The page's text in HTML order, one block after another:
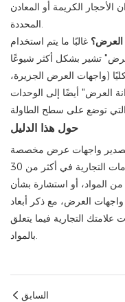
الكريمة أو المعادن
المحددة.
العرض؟ غالبًا ما يتم استخدام
تشير بشكل أكثر شيوعًا
(واجهات العرض الجزيرة،
العرض" أيضًا إلى الوحدات
حول هذا الدليل
وتصدير واجهات عرض مخصصة
للمجوهرات والساعات لتجار التجزئة والعلامات التجارية في أكثر من 30
المواد، أو استشارة بشأن
العرض، مع ذكر أبعاد
علامتك التجارية فيما يتعلق
بالمواد.
السابق